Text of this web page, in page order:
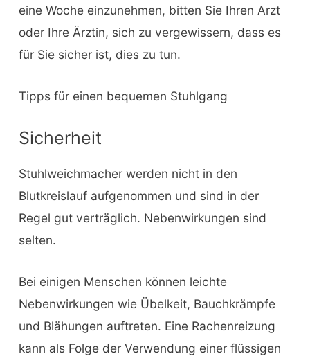
eine Woche einzunehmen, bitten Sie Ihren Arzt
oder Ihre Ärztin, sich zu vergewissern, dass es
für Sie sicher ist, dies zu tun.
Tipps für einen bequemen Stuhlgang
Sicherheit
Stuhlweichmacher werden nicht in den
Blutkreislauf aufgenommen und sind in der
Regel gut verträglich. Nebenwirkungen sind
selten.
Bei einigen Menschen können leichte
Nebenwirkungen wie Übelkeit, Bauchkrämpfe
und Blähungen auftreten. Eine Rachenreizung
kann als Folge der Verwendung einer flüssigen